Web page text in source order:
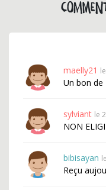
maelly21
Un bon de
sylviant le
NON
bibisayan
Reçu